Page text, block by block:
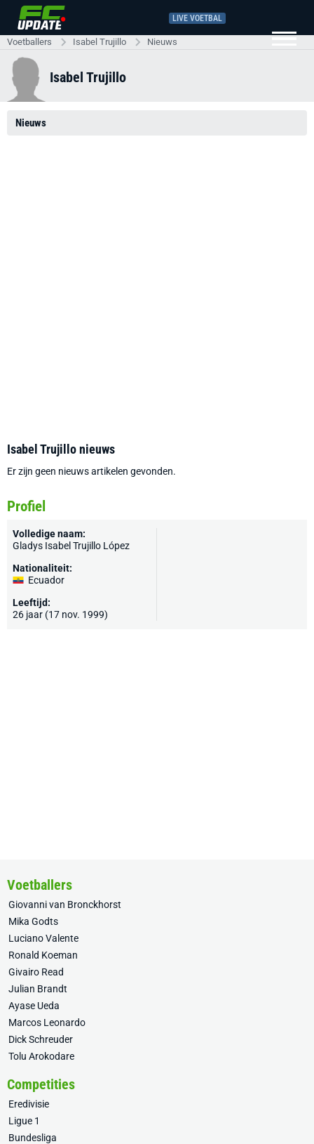
LIVE VOETBAL
Voetballers Isabel Trujillo Nieuws
Isabel Trujillo
Nieuws
Isabel Trujillo nieuws
Er zijn geen nieuws artikelen gevonden.
Profiel
Volledige naam:
Gladys Isabel Trujillo López
Nationaliteit:
Ecuador
Leeftijd:
26 jaar (17 nov. 1999)
Voetballers
Giovanni van Bronckhorst
Mika Godts
Luciano Valente
Ronald Koeman
Givairo Read
Julian Brandt
Ayase Ueda
Marcos Leonardo
Dick Schreuder
Tolu Arokodare
Competities
Eredivisie
Ligue 1
Bundesliga